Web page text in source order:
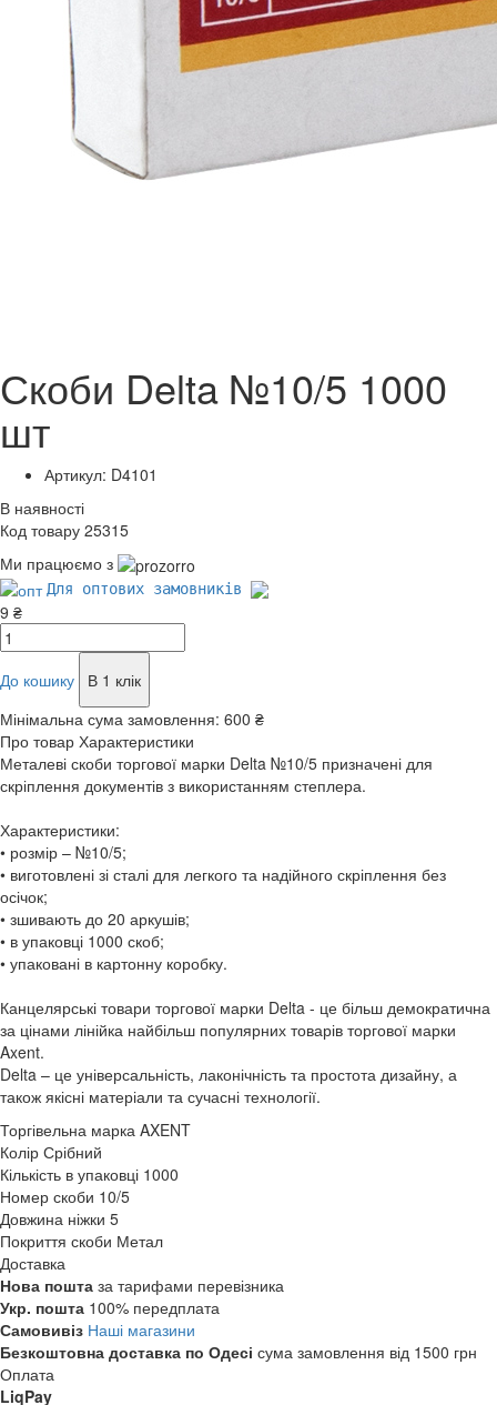
Скоби Delta №10/5 1000
шт
Артикул: D4101
В наявності
Код товару 25315
Ми працюємо з
Для оптових замовників
9 ₴
До кошику
В 1 клік
Мінімальна сума замовлення: 600 ₴
Про товар Характеристики
Металеві скоби торгової марки Delta №10/5 призначені для
скріплення документів з використанням степлера.
Характеристики:
• розмір – №10/5;
• виготовлені зі сталі для легкого та надійного скріплення без
осічок;
• зшивають до 20 аркушів;
• в упаковці 1000 скоб;
• упаковані в картонну коробку.
Канцелярські товари торгової марки Delta - це більш демократична
за цінами лінійка найбільш популярних товарів торгової марки
Axent.
Delta – це універсальність, лаконічність та простота дизайну, а
також якісні матеріали та сучасні технології.
Торгівельна марка AXENT
Колір Срібний
Кількість в упаковці 1000
Номер скоби 10/5
Довжина ніжки 5
Покриття скоби Метал
Доставка
Нова пошта за тарифами перевізника
Укр. пошта 100% передплата
Самовивіз Наші магазини
Безкоштовна доставка по Одесі сума замовлення від 1500 грн
Оплата
LiqPay